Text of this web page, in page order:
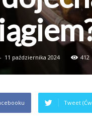
- 11 października 2024 412
Tweet